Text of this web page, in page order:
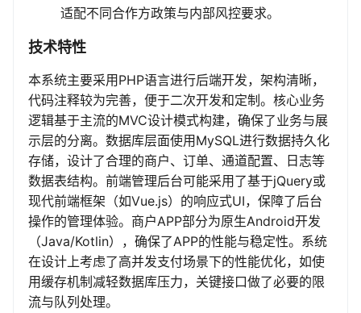
适配不同合作方政策与内部风控要求。
技术特性
本系统主要采用PHP语言进行后端开发，架构清晰，
代码注释较为完善，便于二次开发和定制。核心业务
逻辑基于主流的MVC设计模式构建，确保了业务与展
示层的分离。数据库层面使用MySQL进行数据持久化
存储，设计了合理的商户、订单、通道配置、日志等
数据表结构。前端管理后台可能采用了基于jQuery或
现代前端框架（如Vue.js）的响应式UI，保障了后台
操作的管理体验。商户APP部分为原生Android开发
（Java/Kotlin），确保了APP的性能与稳定性。系统
在设计上考虑了高并发支付场景下的性能优化，如使
用缓存机制减轻数据库压力，关键接口做了必要的限
流与队列处理。